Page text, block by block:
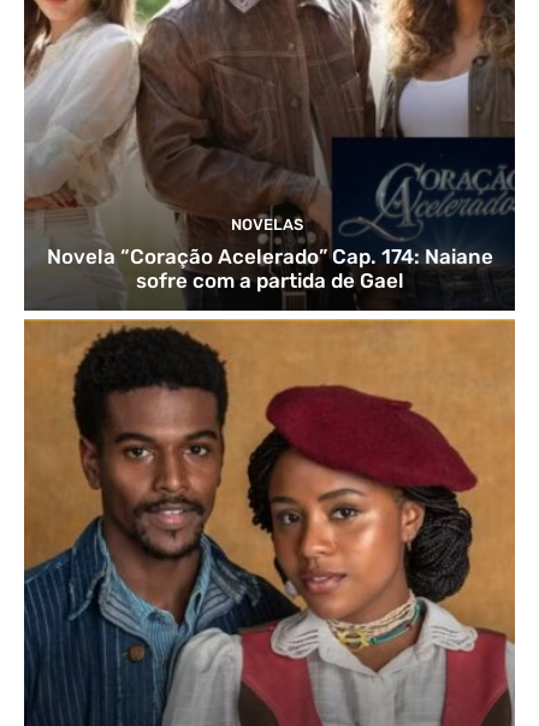
NOVELAS
Novela “Coração Acelerado” Cap. 174: Naiane
sofre com a partida de Gael